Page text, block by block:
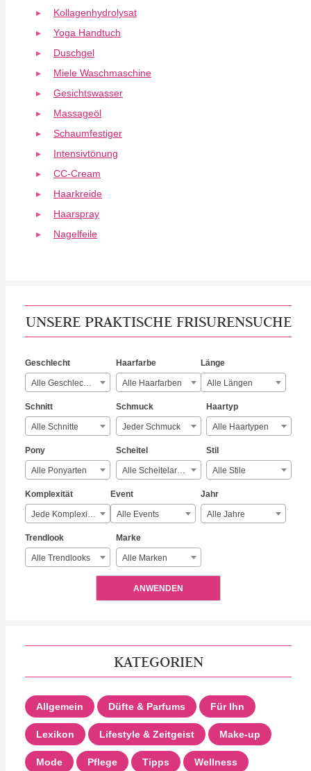
Kollagenhydrolysat
Yoga Handtuch
Duschgel
Miele Waschmaschine
Gesichtswasser
Massageöl
Schaumfestiger
Intensivtönung
CC-Cream
Haarkreide
Haarspray
Nagelfeile
UNSERE PRAKTISCHE FRISURENSUCHE
Geschlecht
Alle Geschlechter
Haarfarbe
Alle Haarfarben
Länge
Alle Längen
Schnitt
Alle Schnitte
Schmuck
Jeder Schmuck
Haartyp
Alle Haartypen
Pony
Alle Ponyarten
Scheitel
Alle Scheitelarten
Stil
Alle Stile
Komplexität
Jede Komplexität
Event
Alle Events
Jahr
Alle Jahre
Trendlook
Alle Trendlooks
Marke
Alle Marken
ANWENDEN
KATEGORIEN
Allgemein Düfte & Parfums Für Ihn
Lexikon Lifestyle & Zeitgeist Make-up
Mode Pflege Tipps Wellness